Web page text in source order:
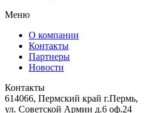
Меню
О компании
Контакты
Партнеры
Новости
Контакты
614066, Пермский край г.Пермь,
ул. Советской Армии д.6 оф.24